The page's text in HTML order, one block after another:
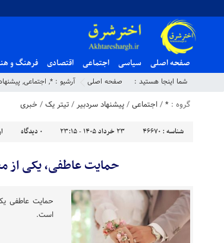
صفحه اصلی سیاسی اجتماعی اقتصادی فرهنگ و
شما اینجا هستید : صفحه اصلی آرشیو : *
, اجتماعی,
گروه : *
/اجتماعی/پیشنهاد سردبیر/تیتر یک/ خبری
شناسه : 46670 ۲۳ خرداد ۱۴۰۵ - ۲۳:۱۵ ۰ دیدگاه
حمایت عاطفی، یکی از
حمایت عاطفی
است.